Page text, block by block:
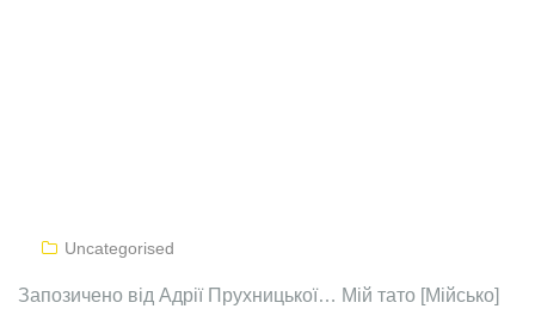
Uncategorised
Запозичено від Адрії Прухницької… Мій тато [Мійсько]